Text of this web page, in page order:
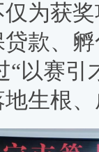
为获
款、
“以赛
生根